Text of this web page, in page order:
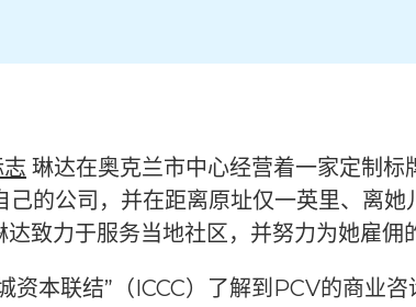
琳达在奥克兰市中心经营着一家定制
的公司，并在距离原址仅一英里、离她
致力于服务当地社区，并努力为她雇佣
本联结”（ICCC）了解到PCV的商业咨